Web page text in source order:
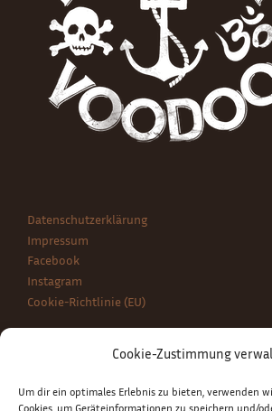
Cookie-Zustimmung
Um dir ein optimales Erlebnis zu bieten, verwenden
Cookies, um Geräteinformationen zu speichern und/
Datenschutzerklärung
Impressum
Facebook
Instagram
Cookie-Richtlinie (EU)
BLOG NEWS
Be Chiqúe! – Musique et Style